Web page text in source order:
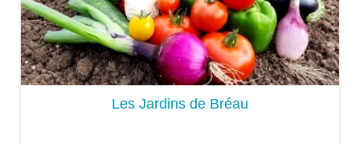
Les Jardins de Bréau